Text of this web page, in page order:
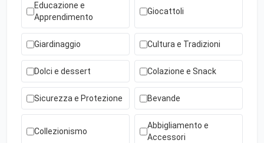
Educazione e
Apprendimento
Giocattoli
Giardinaggio Cultura e Tradizioni
Dolci e dessert Colazione e Snack
Sicurezza e Protezione Bevande
Collezionismo
Abbigliamento e
Accessori